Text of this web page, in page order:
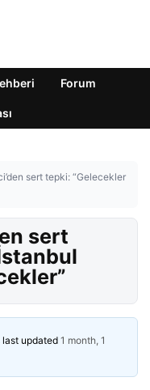
Forum
sert tepki: “Gelecekler
sert
last updated 1 month, 1